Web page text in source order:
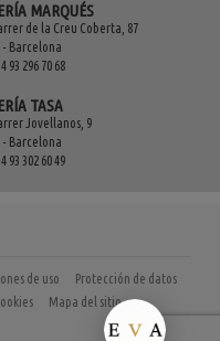
MARQUÉS
de la Creu Coberta, 87
- Barcelona
93 296 70 68
TASA
Jovellanos, 9
- Barcelona
93 302 60 49
de uso
Protección de datos
Mapa del sitio